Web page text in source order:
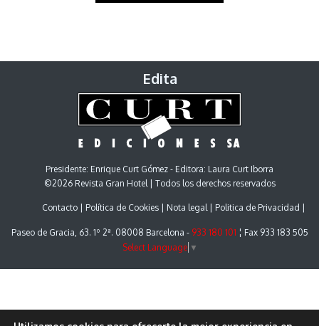
Edita
Presidente: Enrique Curt Gómez - Editora: Laura Curt Iborra
©2026 Revista Gran Hotel | Todos los derechos reservados
Contacto Política de Cookies Nota legal Politica de Privacidad
Paseo de Gracia, 63. 1º 2ª. 08008 Barcelona - 933 180 101 ¦ Fax 933 183 505
Select Language ▼